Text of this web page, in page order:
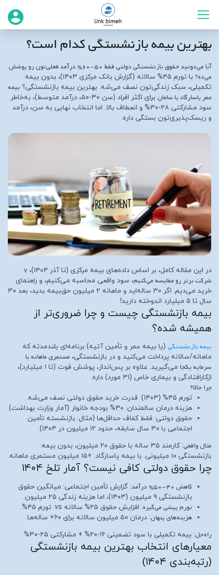
بهترین بیمه بازنشستگی کدام است؟
آیا می‌دونید حقوق بازنشستگی دولتی فقط ۵۰-۶۰% درآمد فعلی‌تون رو پوشش
می‌ده؟
با تورم ۴۵% سالانه (گزارش بانک مرکزی ۱۴۰۳)، بدون بیمه
تکمیلی، سبک زندگی‌تون نصف می‌شه. بهترین بیمه بازنشستگی؟ بیمه
عمر پاسارگاد یا سامان
برای اکثر افراد (سن ۳۰-۵۰، درآمد متوسط)، به‌خاطر
سود مشارکتی ۲۸-۳۰% و انعطاف بالا. اما انتخاب نهایی به سن، درآمد
و ریسک‌پذیری‌تون بستگی داره.
در این مقاله کامل، بر اساس داده‌های بیمه مرکزی (تا آذر ۱۴۰۴)،
۷
شرکت برتر رو مقایسه می‌کنیم، سود واقعی محاسبه می‌کنیم، و راهنمای
خرید می‌دیم. اگر ۳۰ ساله‌اید و ماهانه ۲ میلیون حق‌بیمه بدید، بعد ۳۰
سال تا ۵ میلیارد اندوخته دارید!
بیمه بازنشستگی چیست و چرا ضروری‌تر از
همیشه شده؟
بیمه بازنشستگی (یا بیمه عمر و تأمین آتیه) برنامه‌ای بلندمدته که
ماهانه/سالانه پرداخت می‌کنید و در بازنشستگی، مستمری ماهانه یا
سرمایه یکجا
می‌گیرید. علاوه بر پس‌انداز، پوشش فوت (تا ۱ میلیارد)،
ازکارافتادگی و بیماری خاص (۳۱ مورد) داره.
چرا حالا؟
تورم ۴۵% (۱۴۰۳): قدرت خرید حقوق دولتی نصف می‌شه.
هزینه درمان سالمندان: ۳۰% بودجه خانوار (آمار وزارت بهداشت).
حقوق دولتی: فقط کفاف حداقل‌ها (مثال: بازنشسته تأمین
اجتماعی با ۳۰ سال سابقه، حدود ۱۲ میلیون در ۱۴۰۴).
مثال واقعی
: کارمند ۳۵ ساله با حقوق ۲۰ میلیون، بدون بیمه:
بازنشستگی ۱۰ میلیونی. با بیمه پاسارگاد: +۱۵ میلیون مستمری ماهانه.
چرا حقوق دولتی کافی نیست؟ آمار تلخ ۱۴۰۴
کاهش ۴۰-۵۰% درآمد
: گزارش تأمین اجتماعی: میانگین حقوق
بازنشستگی ۹ میلیون (۱۴۰۳)، اما هزینه زندگی ۲۵ میلیون.
تورم پیشی می‌گیره: افزایش حقوق ۲۵% سالانه vs. تورم ۴۵%.
هزینه‌های پنهان: درمان ۵۰ میلیون سالانه برای ۶۰+ ساله‌ها.
راه‌حل: بیمه تکمیلی با سود تضمینی ۱۶-۲۰% + مشارکتی ۲۵-۳۰%.
معیارهای انتخاب بهترین بیمه بازنشستگی
(رتبه‌بندی ۱۴۰۴)